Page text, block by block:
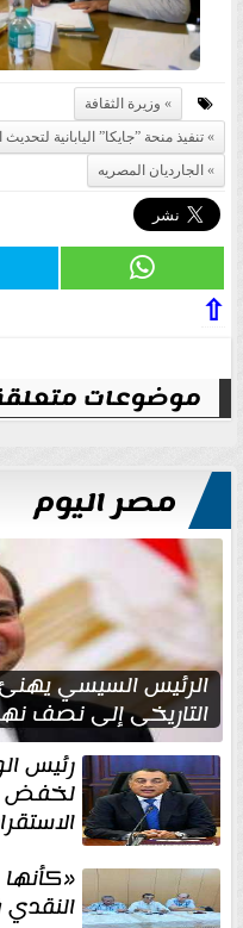
وزيرة الثقافة
تنفيذ منحة ”جايكا” اليابانية لتحديث
الجارديان المصريه
⇧
موضوعات
مصر اليوم
الرئيس السيسي يهنئ
التاريخي إلى نصف
رئيس
لخفض